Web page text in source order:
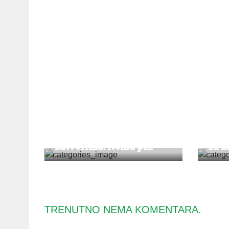
zatvorima: Nema pr...
za
TRENUTNO NEMA KOMENTARA.